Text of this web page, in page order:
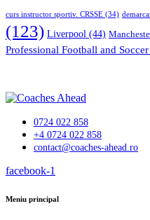
curs instructor sportiv. CRSSE (34)
(123) Liverpool (44)
Professional Football and
0724 022 858
+4 0724 022 858
contact@coaches-ahead.ro
facebook-1
Meniu principal